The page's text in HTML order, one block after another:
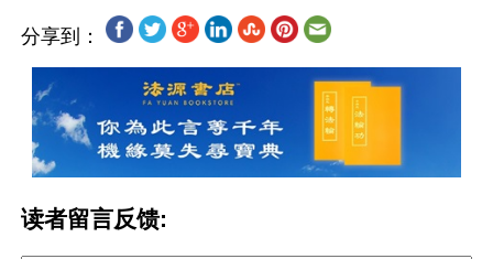
分享到：
读者留言反馈: